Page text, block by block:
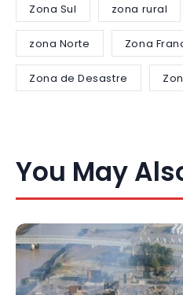
Zona Sul zona rural
zona Norte Zona
Zona de Desastre
You May